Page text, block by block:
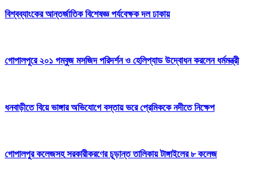
বিশ্বব্যাংকের আন্তর্জাতিক বিশেষজ্ঞ পর্যবেক্ষক দল ঢাকায়
গোপালপুরে ২০১ গম্বুজ মসজিদ পরিদর্শন ও হেলিপ্যাড উদ্বোধন করলেন ধর্মমন্ত্রী
ধনবাড়ীতে বিয়ে ভাঙ্গার অভিযোগে বস্তায় ভরে প্রেমিককে নদীতে নিক্ষেপ
গোপালপুর কলেজসহ সরকারীকরণের চূড়ান্ত তালিকায় টাঙ্গাইলের ৮ কলেজ